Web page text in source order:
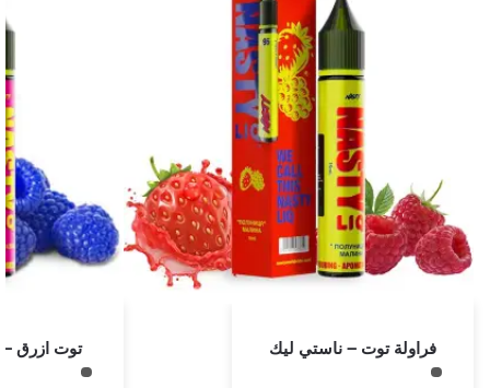
فراولة توت – ناستي ليك توت ازرق